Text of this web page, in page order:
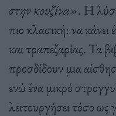
στην κουζίνα». Η
πιο κλασική: να
και τραπεζαρίας. Τα
προσδίδουν μια
ενώ ένα μικρό
λειτουργήσει τόσο ως